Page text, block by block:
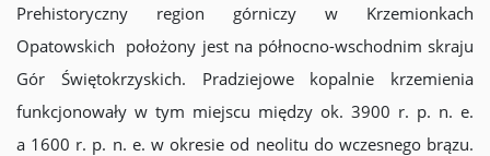
Prehistoryczny region górniczy w Krzemionkach
Opatowskich położony jest na północno-wschodnim skraju
Gór Świętokrzyskich. Pradziejowe kopalnie krzemienia
funkcjonowały w tym miejscu między ok. 3900 r. p. n. e.
a 1600 r. p. n. e. w okresie od neolitu do wczesnego brązu.